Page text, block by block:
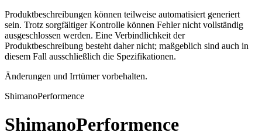
Produktbeschreibungen können teilweise automatisiert generiert
sein. Trotz sorgfältiger Kontrolle können Fehler nicht vollständig
ausgeschlossen werden. Eine Verbindlichkeit der
Produktbeschreibung besteht daher nicht; maßgeblich sind auch in
diesem Fall ausschließlich die Spezifikationen.
Änderungen und Irrtümer vorbehalten.
ShimanoPerformence
ShimanoPerformence